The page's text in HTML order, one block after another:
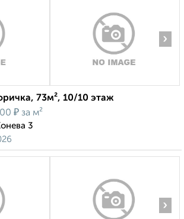
›
73м², 10/10 этаж
₽ за м²
3
›